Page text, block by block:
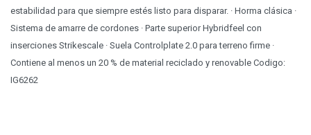
estabilidad para que siempre estés listo para disparar. · Horma clásica ·
Sistema de amarre de cordones · Parte superior Hybridfeel con
inserciones Strikescale · Suela Controlplate 2.0 para terreno firme ·
Contiene al menos un 20 % de material reciclado y renovable Codigo:
IG6262